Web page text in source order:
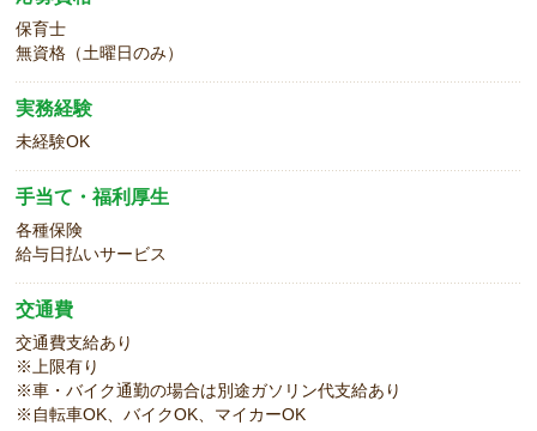
保育士
無資格（土曜日のみ）
実務経験
未経験OK
手当て・福利厚生
各種保険
給与日払いサービス
交通費
交通費支給あり
※上限有り
※車・バイク通勤の場合は別途ガソリン代支給あり
※自転車OK、バイクOK、マイカーOK